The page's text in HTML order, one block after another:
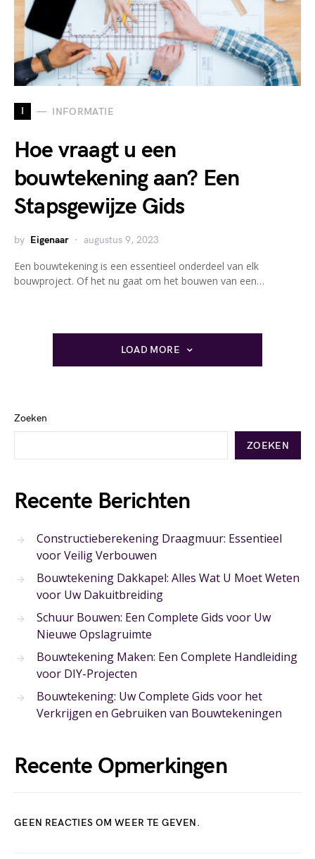
I INFORMATIE
Hoe vraagt u een
bouwtekening aan? Een
Stapsgewijze Gids
by Eigenaar augustus 9, 2023
Een bouwtekening is een essentieel onderdeel van elk
bouwproject. Of het nu gaat om het bouwen van een…
LOAD MORE
Zoeken
ZOEKEN
Recente Berichten
Constructieberekening Draagmuur: Essentieel
voor Veilig Verbouwen
Bouwtekening Dakkapel: Alles Wat U Moet Weten
voor Uw Dakuitbreiding
Schuur Bouwen: Een Complete Gids voor Uw
Nieuwe Opslagruimte
Bouwtekening Maken: Een Complete Handleiding
voor DIY-Projecten
Bouwtekening: Uw Complete Gids voor het
Verkrijgen en Gebruiken van Bouwtekeningen
Recente Opmerkingen
GEEN REACTIES OM WEER TE GEVEN.